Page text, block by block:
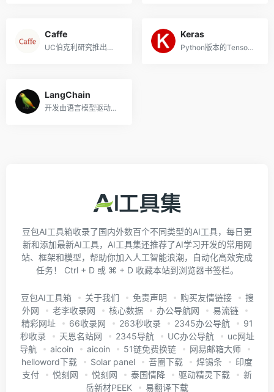
Caffe
UC伯克利研究推出的深度学习框架
Keras
Python版本的TensorFlow深度学习API
LangChain
开发由语言模型驱动的应用程序的框架
豆包AI工具箱收录了国内外数百个不同类型的AI工具，每日更
新和添加最新AI工具，AI工具集还推荐了AI学习开发的常用网
站、框架和模型，帮助你加入人工智能浪潮，自动化高效完成
任务！ Ctrl + D 或 ⌘ + D 收藏本站到浏览器书签栏。
豆包AI工具箱 关于我们 免责声明 购买友情链接
搜
外网
老李收录网 核心数据 办公导航网
易流链
精彩网址
66收录网 263秒收录 2345办公导航
91
秒收录
天恩名站网 2345导航 UC办公导航
uc网址
导航
aicoin aicoin 51链免费换链
网易邮箱大师
helloword下载
Solar panel 吾圈下载 焊锡条
印度
支付
悦刻网 悦刻网 泰国情降 驱动精灵下载
新
岳新材PEEK
易翻译下载